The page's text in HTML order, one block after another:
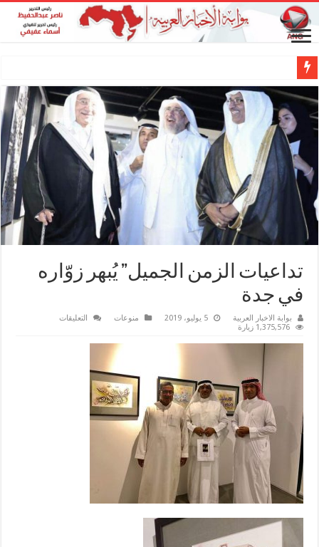
المطرب طارق غازي وناصر عبدالحفيظ.. شراكة فنية ترسم ملامح مستقبل الكليب
تداعيات الزمن الجميل” يُبهر زوّاره
في جدة
بوابة الاخبار العربية 5 يوليو، 2019 منوعات التعليقات
1,375,576 زيارة